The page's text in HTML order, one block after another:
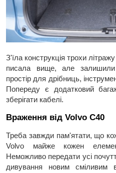
З'їла конструкція трохи
писала вище, але
простір для дрібниць,
Попереду є додатковий
зберігати кабелі.
Враження від Volvo C40
Треба завжди пам'ятати, що
Volvo майже кожен
Неможливо передати усі
дивування новим сміливим